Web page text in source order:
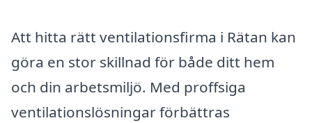
Att hitta rätt ventilationsfirma i Rätan kan
göra en stor skillnad för både ditt hem
och din arbetsmiljö. Med proffsiga
ventilationslösningar förbättras